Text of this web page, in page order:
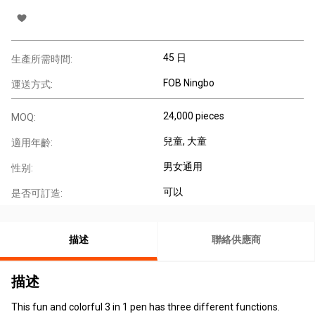
生產所需時間: 45 日
運送方式: FOB Ningbo
MOQ: 24,000 pieces
適用年齡: 兒童, 大童
性别: 男女通用
是否可訂造: 可以
描述 聯絡供應商
描述
This fun and colorful 3 in 1 pen has three different functions.